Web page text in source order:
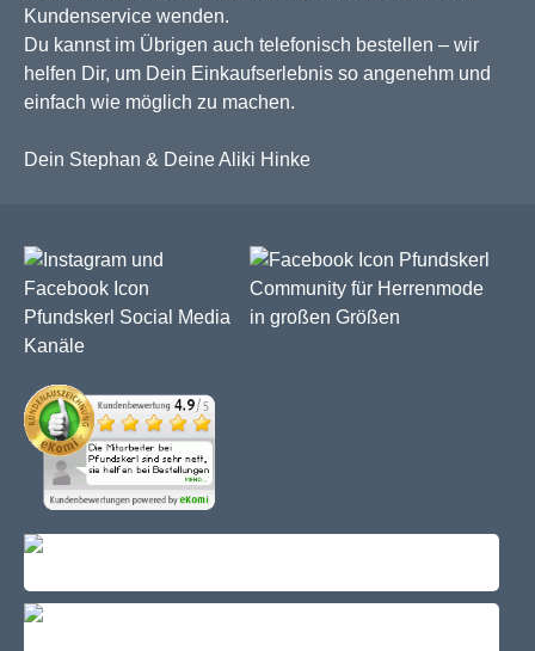
Kundenservice wenden.
Du kannst im Übrigen auch telefonisch bestellen – wir
helfen Dir, um Dein Einkaufserlebnis so angenehm und
einfach wie möglich zu machen.
Dein Stephan & Deine Aliki Hinke